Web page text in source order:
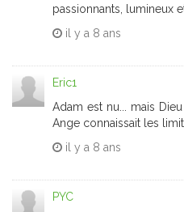
passionnants, lumineux
il y a 8 ans
Eric1
Adam est nu... mais
Ange connaissait les
il y a 8 ans
PYC